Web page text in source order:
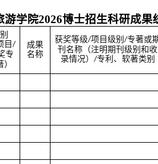
游学院2026博士招生科研成果
目 /
专
）
成果
名称
获奖等级/项目级别 /专著或
刊名称（注明期刊级别和收
录情况） /专利、软著类别